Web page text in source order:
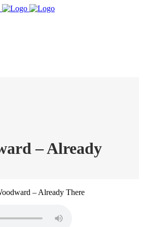
– Already
– Already There